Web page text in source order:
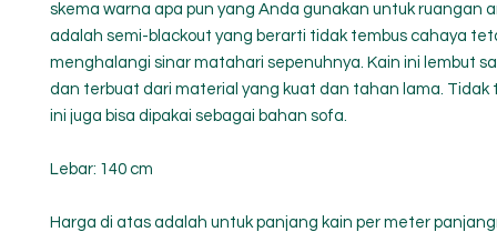
skema warna apa pun yang Anda gunakan untuk ruangan
adalah semi-blackout yang berarti tidak tembus cahaya
menghalangi sinar matahari sepenuhnya. Kain ini lembut
dan terbuat dari material yang kuat dan tahan lama. Tidak
ini juga bisa dipakai sebagai bahan sofa.
Lebar: 140 cm
Harga di atas adalah untuk panjang kain per meter